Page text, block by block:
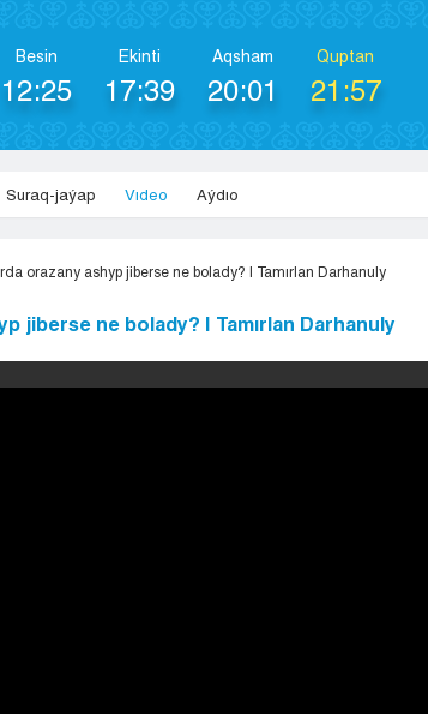
Besіn
12:25
Ekіntі
17:39
Aqsham
20:01
Quptan
21:57
Suraq-jaýap Vıdeo Aýdıo
orazany ashyp jiberse ne bolady? | Tamırlan Darhanuly
jiberse ne bolady? | Tamırlan Darhanuly